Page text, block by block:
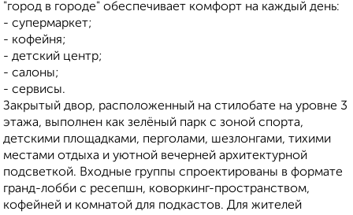
"город в городе" обеспечивает комфорт на каждый день:
- супермаркет;
- кофейня;
- детский центр;
- салоны;
- сервисы.
Закрытый двор, расположенный на стилобате на уровне 3
этажа, выполнен как зелёный парк с зоной спорта,
детскими площадками, перголами, шезлонгами, тихими
местами отдыха и уютной вечерней архитектурной
подсветкой. Входные группы спроектированы в формате
гранд-лобби с ресепшн, коворкинг-пространством,
кофейней и комнатой для подкастов. Для жителей